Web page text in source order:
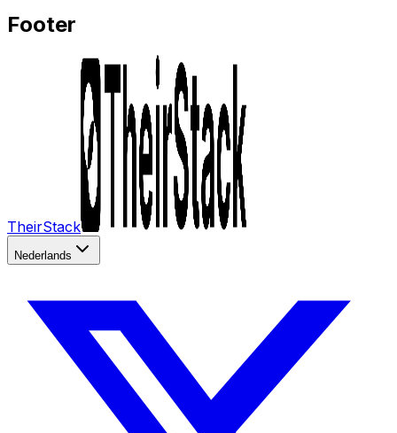
Footer
TheirStack
Nederlands